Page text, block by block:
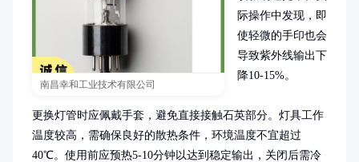
南昌幸和工业技术有限公司
际操作中发现，即
使轻微的手印也会
导致紫外线输出下
降10-15%。
更换灯管时应佩戴手套，避免直接接触石英部分。灯具工作
温度较高，需确保良好的散热条件，环境温度不宜超过
40℃。使用前应预热5-10分钟以达到稳定输出，关闭后需冷